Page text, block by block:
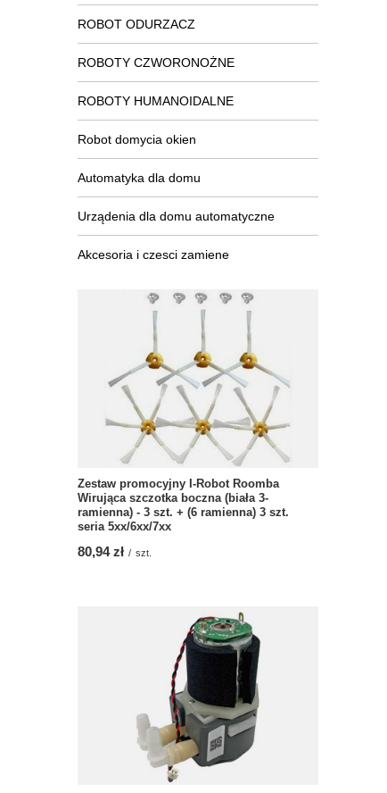
ROBOT ODURZACZ
ROBOTY CZWORONOŻNE
ROBOTY HUMANOIDALNE
Robot domycia okien
Automatyka dla domu
Urządenia dla domu automatyczne
Akcesoria i czesci zamiene
Zestaw promocyjny I-Robot Roomba
Wirująca szczotka boczna (biała 3-
ramienna) - 3 szt. + (6 ramienna) 3 szt.
seria 5xx/6xx/7xx
80,94 zł / szt.